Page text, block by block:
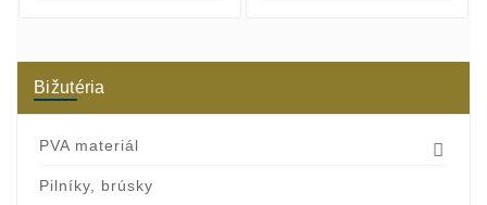
Bižutéria
PVA materiál 
Pilníky, brúsky